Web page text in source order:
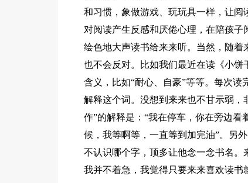
和习惯，象做游戏、玩玩具一样，让
对阅读产生反感和厌倦心理，在陪孩
绘色地大声读书给来来听。当然，随
也不会反对。比如我们最近在读《小
含义，比如“耐心、自豪”等等。每次
解释这个词。没想到来来也不甘示弱
作”的解释是：“我在停车，你在旁边看
候，我等啊等，一直等到加完油”。另
不认识哪个字，顶多让他念一念书名
我并不着急，我觉得只要来来喜欢读书